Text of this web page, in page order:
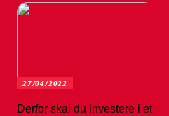
27/04/2022
Derfor skal du investere i et